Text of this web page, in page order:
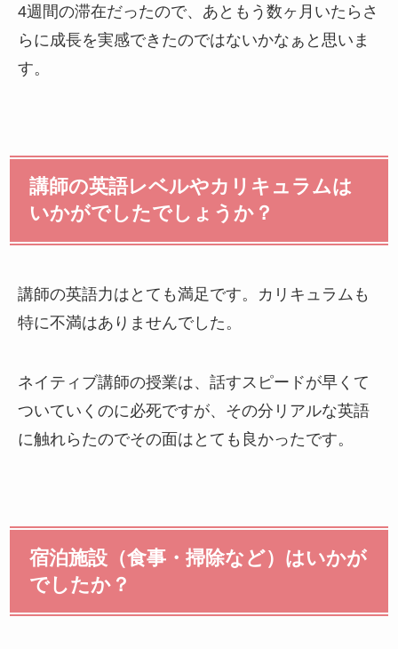
4週間の滞在だったので、あともう数ヶ月いたらさ
らに成長を実感できたのではないかなぁと思いま
す。
講師の英語レベルやカリキュラムは
いかがでしたでしょうか？
講師の英語力はとても満足です。カリキュラムも
特に不満はありませんでした。
ネイティブ講師の授業は、話すスピードが早くて
ついていくのに必死ですが、その分リアルな英語
に触れらたのでその面はとても良かったです。
宿泊施設（食事・掃除など）はいかが
でしたか？